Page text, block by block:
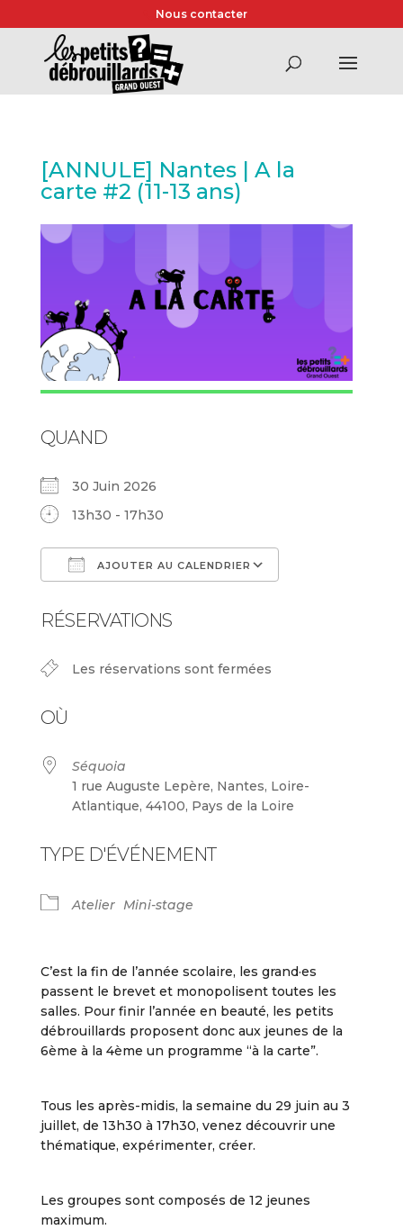
Nous contacter
[ANNULE] Nantes | A la
carte #2 (11-13 ans)
QUAND
30 Juin 2026
13h30 - 17h30
AJOUTER AU CALENDRIER
RÉSERVATIONS
Les réservations sont fermées
OÙ
Séquoia
1 rue Auguste Lepère, Nantes, Loire-
Atlantique, 44100, Pays de la Loire
TYPE D'ÉVÉNEMENT
Atelier Mini-stage
C’est la fin de l’année scolaire, les grand·es
passent le brevet et monopolisent toutes les
salles. Pour finir l’année en beauté, les petits
débrouillards proposent donc aux jeunes de la
6ème à la 4ème un programme “à la carte”.
Tous les après-midis, la semaine du 29 juin au 3
juillet, de 13h30 à 17h30, venez découvrir une
thématique, expérimenter, créer.
Les groupes sont composés de 12 jeunes
maximum.